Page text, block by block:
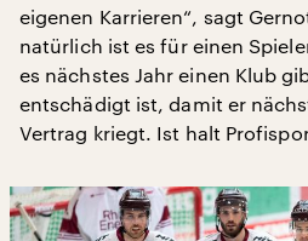
eigenen Karrieren“, sagt
natürlich ist es für einen
es nächstes Jahr einen Klub
entschädigt ist, damit er
Vertrag kriegt. Ist halt